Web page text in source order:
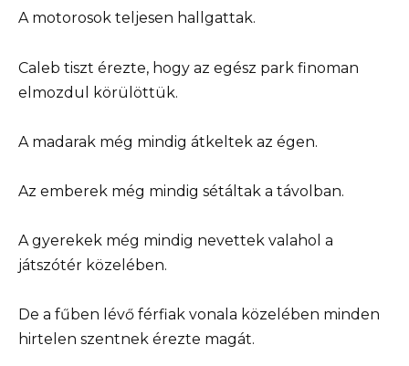
A motorosok teljesen hallgattak.
Caleb tiszt érezte, hogy az egész park finoman
elmozdul körülöttük.
A madarak még mindig átkeltek az égen.
Az emberek még mindig sétáltak a távolban.
A gyerekek még mindig nevettek valahol a
játszótér közelében.
De a fűben lévő férfiak vonala közelében minden
hirtelen szentnek érezte magát.